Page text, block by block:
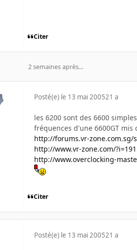
Citer
2 semaines après...
Posté(e) le 13 mai 200521 a
les 6200 sont des 6600
fréquences d'une 6600GT
http://forums.vr-zone.com.sg/
http://www.vr-zone.com/
http://www.overclocking-
Citer
Posté(e) le 13 mai 200521 a